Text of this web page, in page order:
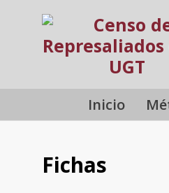
Inicio
Fichas